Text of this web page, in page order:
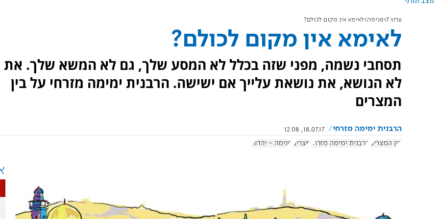
ערוץ 7 פנימה לאימא אין מקום לכולם?
לאימא אין מקום לכולם?
תסחבי נשמה, מפני שזה בכלל לא המסע שלך, גם לא המשא שלך. את
לא הנושא, את נושאת עלייך אם ישישה. הרבנית ימימה מזרחי על בין
המצרים
הרבנית ימימה מזרחי
18.07.17, 12:08
בין המצרים הרבנית ימימה מזרחי מצרים פנימה - יהדות